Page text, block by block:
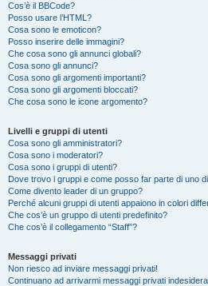
Cos’è il BBCode?
Posso usare l’HTML?
Cosa sono le emoticon?
Posso inserire delle immagini?
Che cosa sono gli annunci globali?
Cosa sono gli annunci?
Cosa sono gli argomenti importanti?
Cosa sono gli argomenti bloccati?
Che cosa sono le icone argomento?
Livelli e gruppi di utenti
Cosa sono gli amministratori?
Cosa sono i moderatori?
Cosa sono i gruppi di utenti?
Dove trovo i gruppi e come posso far parte di uno
Come divento leader di un gruppo?
Perché alcuni gruppi di utenti appaiono in colori
Che cos’è un gruppo di utenti predefinito?
Che cos’è il collegamento “Staff”?
Messaggi privati
Non riesco ad inviare messaggi privati!
Continuano ad arrivarmi messaggi privati